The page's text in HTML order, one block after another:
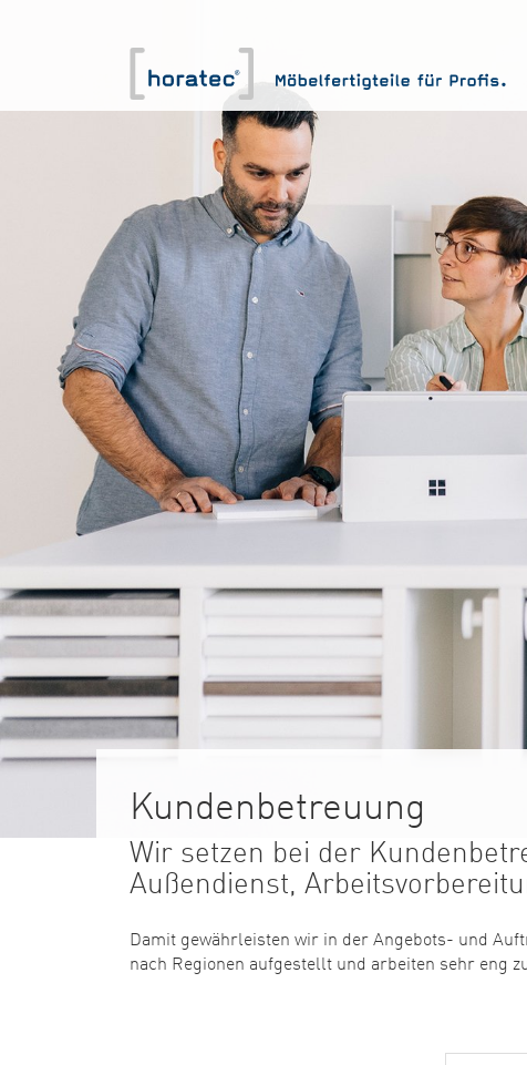
Kundenbetreuung
Wir setzen bei der
Außendienst,
Damit gewährleisten wir in der Angebots- und
nach Regionen aufgestellt und arbeiten sehr eng